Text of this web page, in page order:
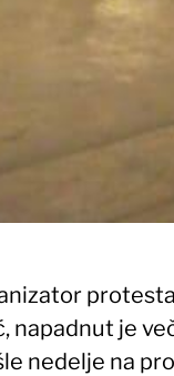
napadnut je
nedelje na